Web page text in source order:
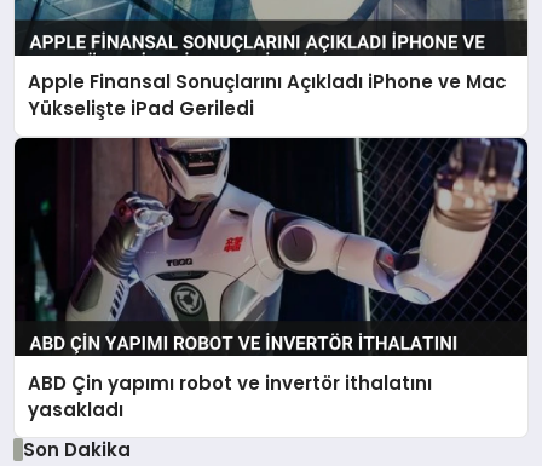
Apple Finansal Sonuçlarını Açıkladı iPhone ve Mac
Yükselişte iPad Geriledi
ABD Çin yapımı robot ve invertör ithalatını
yasakladı
Son Dakika